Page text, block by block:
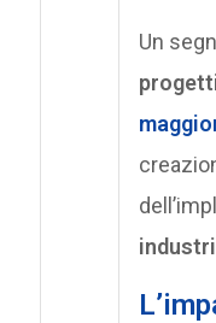
Un